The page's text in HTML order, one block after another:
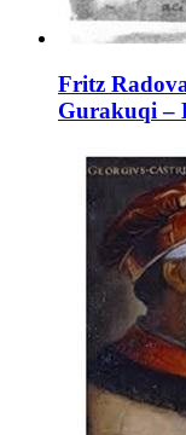
Fritz
Gurakuqi –